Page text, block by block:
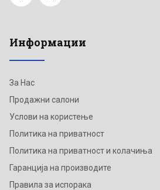
Информации
За Нас
Продажни салони
Услови на користење
Политика на приватност
Политика на приватност и колачиња
Гаранција на производите
Правила за испорака